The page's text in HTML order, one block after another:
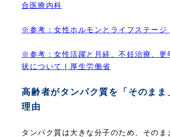
合医療内科
※参考：女性ホルモンとライフステージ
※参考：女性活躍と月経、不妊治療、更
状について | 厚生労働省
高齢者がタンパク質を「そのま
理由
タンパク質は大きな分子のため、その